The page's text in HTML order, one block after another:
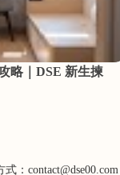
略｜DSE 新生揀
：contact@dse00.com